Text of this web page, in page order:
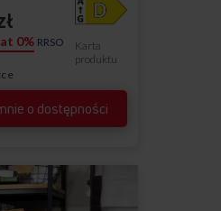
o dostępności
Karta
produktu
0% RRSO